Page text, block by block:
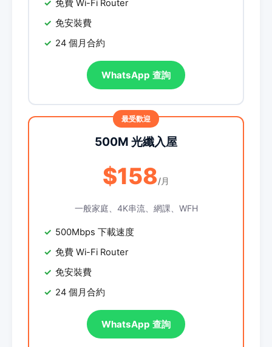
免費 Wi-Fi Router
免安裝費
24 個月合約
WhatsApp 查詢
500M 光纖入屋
$158/月
一般家庭、4K串流、網課、WFH
500Mbps 下載速度
免費 Wi-Fi Router
免安裝費
24 個月合約
WhatsApp 查詢